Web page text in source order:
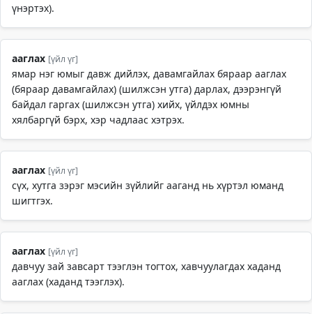
үнэртэх).
ааглах [үйл үг]
ямар нэг юмыг давж дийлэх, давамгайлах бяраар ааглах
(бяраар давамгайлах) (шилжсэн утга) дарлах, дээрэнгүй
байдал гаргах (шилжсэн утга) хийх, үйлдэх юмны
хялбаргүй бэрх, хэр чадлаас хэтрэх.
ааглах [үйл үг]
сүх, хутга зэрэг мэсийн зүйлийг ааганд нь хүртэл юманд
шигтгэх.
ааглах [үйл үг]
давчуу зай завсарт тээглэн тогтох, хавчуулагдах хаданд
ааглах (хаданд тээглэх).